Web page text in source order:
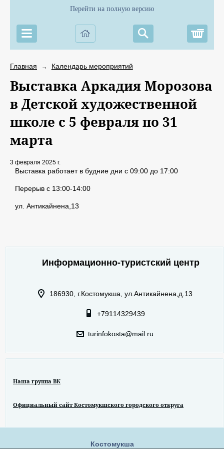
Перейти на полную версию
Главная → Календарь мероприятий
Выставка Аркадия Морозова
в Детской художественной
школе с 5 февраля по 31
марта
3 февраля 2025 г.
Выставка работает в будние дни с 09:00 до 17:00
Перерыв с 13:00-14:00
ул. Антикайнена,13
Информационно-туристский центр
186930, г.Костомукша, ул.Антикайнена,д.13
+79114329439
turinfokosta@mail.ru
Наша группа ВК
Официальный сайт Костомукшского городского откруга
Костомукша